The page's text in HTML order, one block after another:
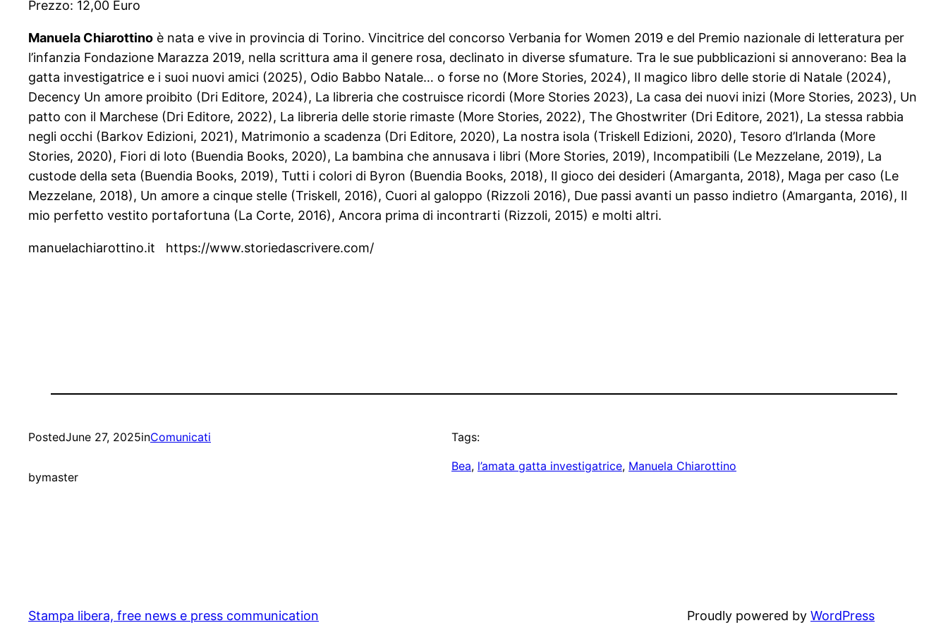
Prezzo: 12,00 Euro
Manuela Chiarottino è nata e vive in provincia di Torino. Vincitrice del concorso Verbania for Women 2019 e del Premio nazionale di letteratura per
l’infanzia Fondazione Marazza 2019, nella scrittura ama il genere rosa, declinato in diverse sfumature. Tra le sue pubblicazioni si annoverano: Bea la
gatta investigatrice e i suoi nuovi amici (2025), Odio Babbo Natale… o forse no (More Stories, 2024), Il magico libro delle storie di Natale (2024),
Decency Un amore proibito (Dri Editore, 2024), La libreria che costruisce ricordi (More Stories 2023), La casa dei nuovi inizi (More Stories, 2023), Un
patto con il Marchese (Dri Editore, 2022), La libreria delle storie rimaste (More Stories, 2022), The Ghostwriter (Dri Editore, 2021), La stessa rabbia
negli occhi (Barkov Edizioni, 2021), Matrimonio a scadenza (Dri Editore, 2020), La nostra isola (Triskell Edizioni, 2020), Tesoro d’Irlanda (More
Stories, 2020), Fiori di loto (Buendia Books, 2020), La bambina che annusava i libri (More Stories, 2019), Incompatibili (Le Mezzelane, 2019), La
custode della seta (Buendia Books, 2019), Tutti i colori di Byron (Buendia Books, 2018), Il gioco dei desideri (Amarganta, 2018), Maga per caso (Le
Mezzelane, 2018), Un amore a cinque stelle (Triskell, 2016), Cuori al galoppo (Rizzoli 2016), Due passi avanti un passo indietro (Amarganta, 2016), Il
mio perfetto vestito portafortuna (La Corte, 2016), Ancora prima di incontrarti (Rizzoli, 2015) e molti altri.
manuelachiarottino.it https://www.storiedascrivere.com/
PostedJune 27, 2025inComunicati
bymaster
Tags:
Bea, l’amata gatta investigatrice, Manuela Chiarottino
Stampa libera, free news e press communication Proudly powered by WordPress